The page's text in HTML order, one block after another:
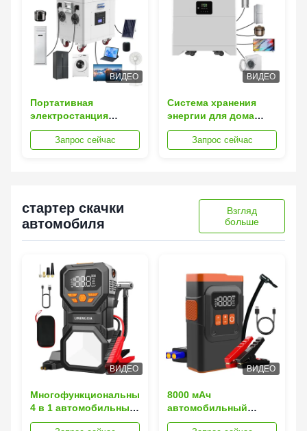
настенным дизайном
ВИДЕО
Портативная
электростанция
LiFePO4 мощностью
10 кВтч, срок службы
Запрос сейчас
ВИДЕО
Система хранения
энергии для дома
5000 Вт 10000 Втч
3400 Вт MPPT ИБП
Запрос сейчас
стартер скачки
автомобиля
Взгляд
больше
ВИДЕО
Многофункциональный
4 в 1 автомобильный
стартер 1200A
ВИДЕО
8000 мАч
автомобильный
пусковой